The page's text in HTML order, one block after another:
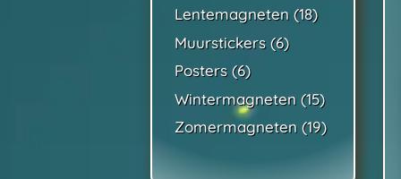
Lentemagneten 1818
Muurstickers 66
Posters 66
producten
Wintermagneten 1515
producten
Zomermagneten 1919